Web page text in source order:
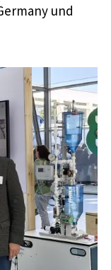
und